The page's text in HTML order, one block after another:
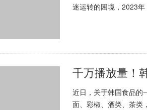
迷运转的困境，2023年
千万播放量！
近日，关于韩国食品的
面、彩椒、酒类、茶类